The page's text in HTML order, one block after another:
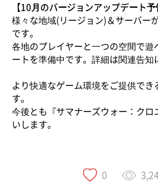
【10月のバージョンアップデート予
様々な地域(リージョン)＆サーバー
です。
各地のプレイヤーと一つの空間で
ートを準備中です。詳細は関連告知
より快適なゲーム環境をご提供で
す。
今後とも『サマナーズウォー：ク
いします。
0